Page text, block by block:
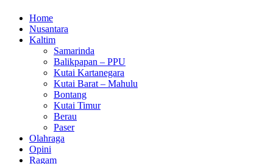
Home
Nusantara
Kaltim
Samarinda
Balikpapan – PPU
Kutai Kartanegara
Kutai Barat – Mahulu
Bontang
Kutai Timur
Berau
Paser
Olahraga
Opini
Ragam